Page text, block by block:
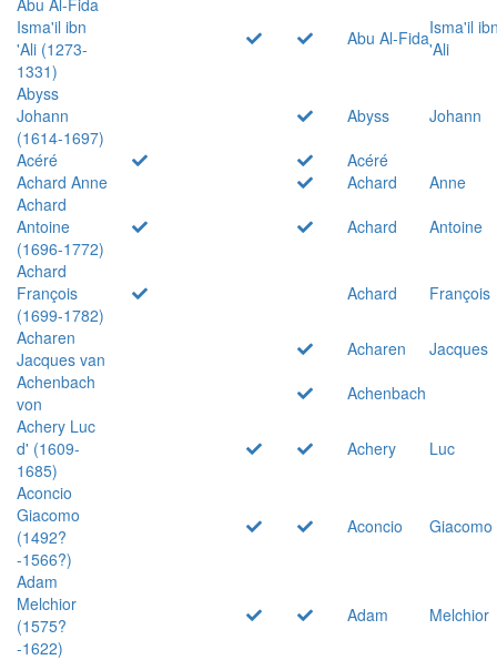
Isma'il ibn
'Ali (1273-
1331)
Abu Al-FidaIsma'il
'Ali
Abyss
Johann
(1614-1697)
Abyss
Johann
Acéré
Acéré
Achard Anne
Achard
Anne
Achard
Antoine
(1696-1772)
Achard
Antoine
Achard
François
(1699-1782)
Achard
François
Acharen
Jacques van
Acharen
Jacques
Achenbach
von
Achenbach
Achery Luc
d' (1609-
1685)
Achery
Luc
Aconcio
Giacomo
(1492?
-1566?)
Aconcio Giacomo
Adam
Melchior
(1575?
-1622)
Adam Melchior